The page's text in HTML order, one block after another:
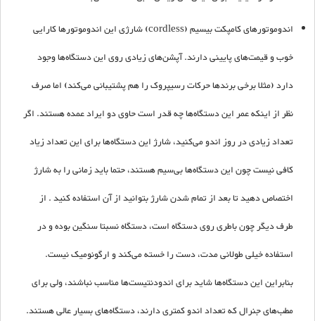
اندوموتورهای کامپکت بیسیم(cordless)شارژی این اندوموتورها کارایی
خوب و قیمت‌های پایینی دارند. آپشن‌های زیادی روی این دستگاه‌ها وجود
دارد (مثلا برخی برندها حرکات رسیپروک را هم پشتیبانی می‌کند) اما صرف
نظر از اینکه عمر این دستگاه‌ها چه قدر است حاوی دو ایراد عمده هستند. اگر
تعداد زیادی در روز اندو می‌کنید، شارژ این دستگاه‌ها برای این تعداد زیاد
کافی نیست چون این دستگاه‌ها بی‌سیم هستند، حتما باید زمانی را به شارژ
اختصاص دهید تا بعد از تمام شدن شارژ بتوانید از آن استفاده کنید . از
طرف دیگر چون باطری روی دستگاه است، دستگاه نسبتا سنگین بوده و در
استفاده خیلی طولانی مدت، دست را خسته می‌کند و ارگونومیک نیست.
بنابراین این دستگاه‌ها شاید برای اندودنتیست‌ها مناسب نباشند، ولی برای
مطب‌های جنرال که تعداد اندو کمتری دارند، دستگاه‌های بسیار عالی هستند.